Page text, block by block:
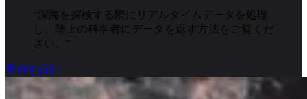
“深海を探検する際にリアルタイムデータを処理
し、陸上の科学者にデータを返す方法をご覧くだ
さい。 ”
事例を読む